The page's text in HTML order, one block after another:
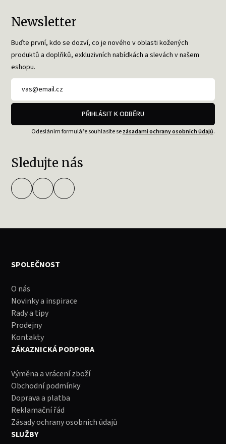
Newsletter
Buďte první, kdo se dozví, co je nového v oblasti kožených
produktů a doplňků, exkluzivních nabídkách a slevách v našem
eshopu.
PŘIHLÁSIT K ODBĚRU
Odesláním formuláře souhlasíte sezásadami ochrany osobních údajů.
Sledujte nás
SPOLEČNOST
O nás
Novinky a inspirace
Rady a tipy
Prodejny
Kontakty
ZÁKAZNICKÁ PODPORA
Výměna a vrácení zboží
Obchodní podmínky
Doprava a platba
Reklamační řád
Zásady ochrany osobních údajů
SLUŽBY